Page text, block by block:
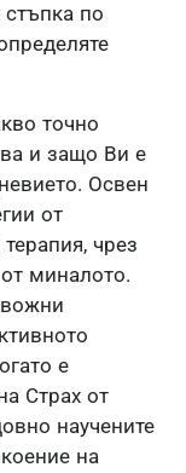
по
точно
и защо Ви е
Освен
от
чрез
миналото.
е
Страх от
научените
на